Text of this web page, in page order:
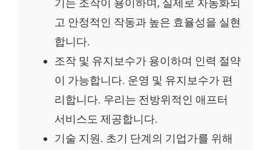
기는 조작이 용이하며, 실제로 자동화되
고 안정적인 작동과 높은 효율성을 실현
합니다.
조작 및 유지보수가 용이하며 인력 절약
이 가능합니다. 운영 및 유지보수가 편
리합니다. 우리는 전방위적인 애프터
서비스도 제공합니다.
기술 지원. 초기 단계의 기업가를 위해